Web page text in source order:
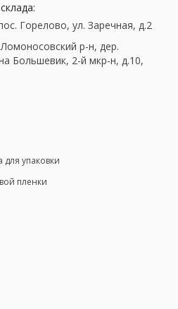
Горелово, ул. Заречная, д.2
р-н, дер.
Большевик, 2-й мкр-н, д.10,
упаковки
пленки